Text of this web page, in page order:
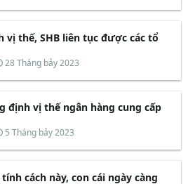
à
b
t
ầ
vị thế, SHB liên tục được các tổ
N
à
b
t
ầ
28 Tháng bảy 2023
định vị thế ngân hàng cung cấp
N
à
b
5 Tháng bảy 2023
cách này, con cái ngày càng